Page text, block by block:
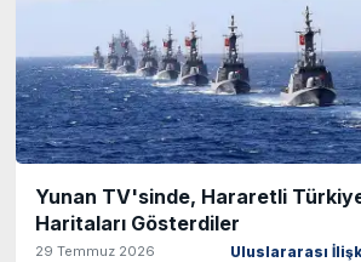
Yunan TV'sinde, Hararetli
Haritaları Gösterdiler
29 Temmuz 2026 Uluslararası